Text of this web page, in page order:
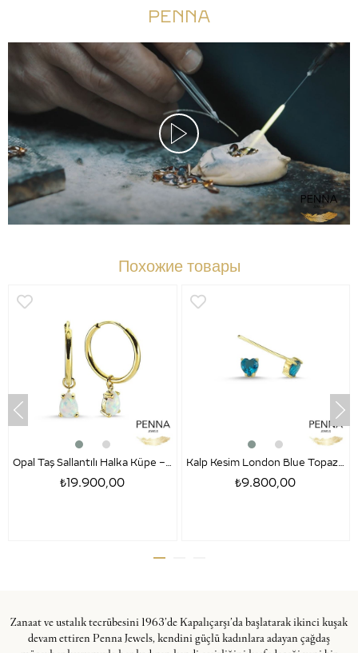
PENNA
Похожие товары
Opal Taş Sallantılı Halka Küpe – Damla Kesim
₺19.900,00
Kalp Kesim London Blue Topaz Altın Küpe- Amore
₺9.800,00
Zanaat ve ustalık tecrübesini 1963’de Kapalıçarşı’da başlatarak ikinci kuşak
devam ettiren Penna Jewels, kendini güçlü kadınlara adayan çağdaş